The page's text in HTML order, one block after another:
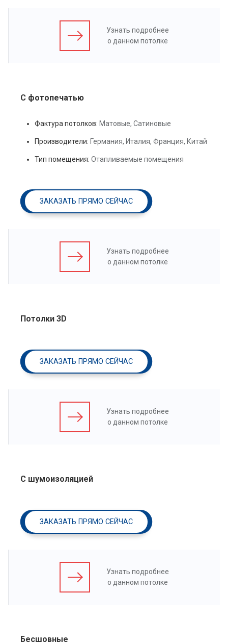
Узнать подробнее
о данном потолке
С фотопечатью
Фактура потолков: Матовые, Сатиновые
Производители: Германия, Италия, Франция, Китай
Тип помещения: Отапливаемые помещения
ЗАКАЗАТЬ ПРЯМО СЕЙЧАС
Узнать подробнее
о данном потолке
Потолки 3D
ЗАКАЗАТЬ ПРЯМО СЕЙЧАС
Узнать подробнее
о данном потолке
С шумоизоляцией
ЗАКАЗАТЬ ПРЯМО СЕЙЧАС
Узнать подробнее
о данном потолке
Бесшовные